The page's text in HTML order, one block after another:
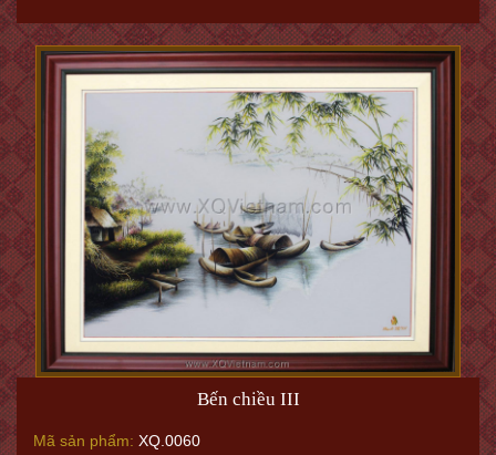
Bến chiều III
Mã sản phẩm: XQ.0060